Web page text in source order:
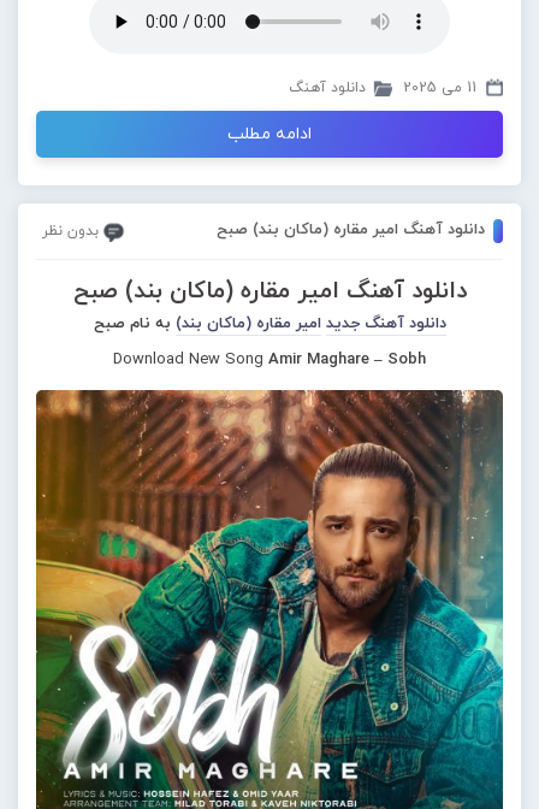
11 می 2025 دانلود آهنگ
ادامه مطلب
دانلود آهنگ امیر مقاره (ماکان بند) صبح بدون نظر
دانلود آهنگ امیر مقاره (ماکان بند) صبح
دانلود آهنگ جدید امیر مقاره (ماکان بند) به نام صبح
Download New Song Amir Maghare – Sobh